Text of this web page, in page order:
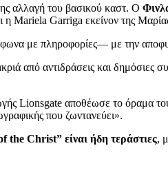
αλλαγή του βασικού καστ. Ο
η Mariela Garriga εκείνον της
με πληροφορίες— με την
από αντιδράσεις και δημόσιες
Lionsgate αποθέωσε το
που ζωντανεύει».
the Christ” είναι ήδη τεράστιες,